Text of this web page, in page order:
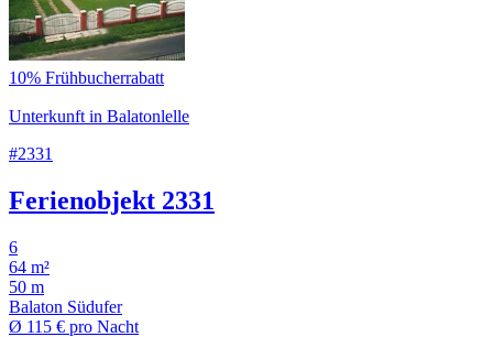
10% Frühbucherrabatt
Unterkunft in Balatonlelle
#2331
Ferienobjekt 2331
6
64 m²
50 m
Balaton Südufer
Ø 115 € pro Nacht